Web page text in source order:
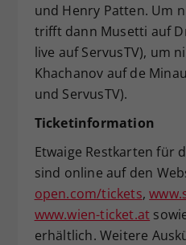
und Henry Patten. Um
trifft dann Musetti auf
live auf ServusTV), um
Khachanov auf de
und ServusTV).
Ticketinformation
Etwaige Restkarten für
sind online auf den
open.com/tickets,
www.wien-ticket.at
erhältlich. Weitere